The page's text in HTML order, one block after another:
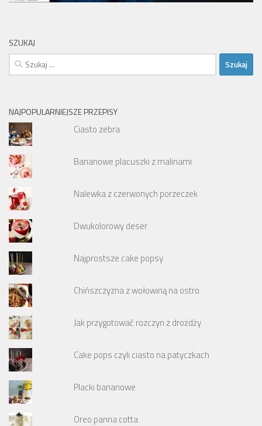
SZUKAJ
Szukaj:
NAJPOPULARNIEJSZE PRZEPISY
Ciasto zebra
Bananowe placuszki z malinami
Nalewka z czerwonych porzeczek
Dwukolorowy deser
Najprostsze cake popsy
Chińszczyzna z wołowiną na ostro
Jak przygotować rozczyn z drożdży
Cake pops czyli ciasto na patyczkach
Placki bananowe
Oreo panna cotta